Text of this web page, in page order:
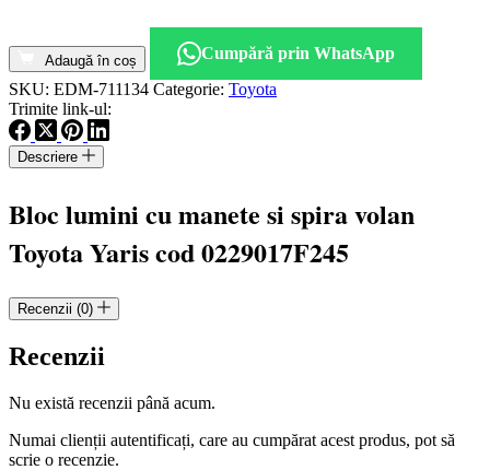
Bloc
lumini
cu
manete
si
spira
volan
cod
17F245
Adaugă în coș
Cumpără prin WhatsApp
SKU: EDM-711134 Categorie: Toyota
Trimite link-ul:
Descriere
Bloc lumini cu manete si spira volan
Toyota Yaris cod 0229017F245
Recenzii (0)
Recenzii
Nu există recenzii până acum.
Numai clienții autentificați, care au cumpărat acest produs, pot să
scrie o recenzie.